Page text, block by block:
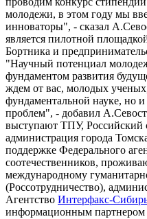
молодежи, в этом году мы
инноваторы", - сказал
является пилотной
Бортника и
"Научный потенциал
фундаментом развития
ждем от вас, молодых ученых,
фундаментальной науке, но
проблем", - добавил
выступают ТПУ, Российский
администрация города
поддержке Федерального
соотечественников,
международному
(Россотрудничество),
Агентство Интерфакс-
информационным партнером